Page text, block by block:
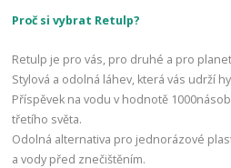
Proč si vybrat Retulp?
Retulp je pro vás, pro druhé a pro
Stylová a odolná láhev, která vás udrží
Příspěvek na vodu v hodnotě
třetího světa.
Odolná alternativa pro jednorázové
a vody před znečištěním.